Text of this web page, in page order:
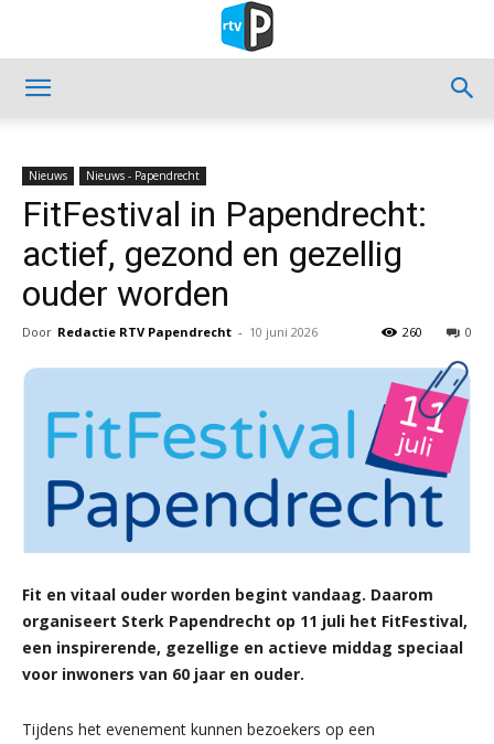
Nieuws Nieuws - Papendrecht
FitFestival in Papendrecht:
actief, gezond en gezellig
ouder worden
Door Redactie RTV Papendrecht - 10 juni 2026 0
260
Fit en vitaal ouder worden begint vandaag. Daarom
organiseert Sterk Papendrecht op 11 juli het FitFestival,
een inspirerende, gezellige en actieve middag speciaal
voor inwoners van 60 jaar en ouder.
Tijdens het evenement kunnen bezoekers op een